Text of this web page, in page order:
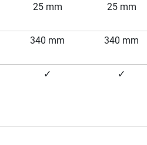
25 mm 25 mm
340 mm 340 mm
✓ ✓